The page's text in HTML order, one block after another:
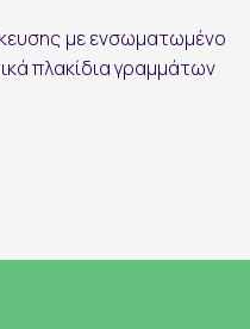
με ενσωματωμένο
πλακίδια γραμμάτων